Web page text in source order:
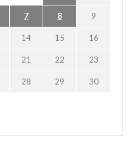
7 8 9
14 15 16
21 22 23
28 29 30